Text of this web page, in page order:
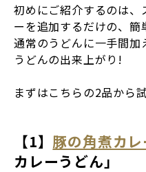
初めにご紹介するのは
ーを追加するだけの、簡
通常のうどんに一手間加
うどんの出来上がり!
まずはこちらの2品から
【1】 豚の角煮カレ
カレーうどん」